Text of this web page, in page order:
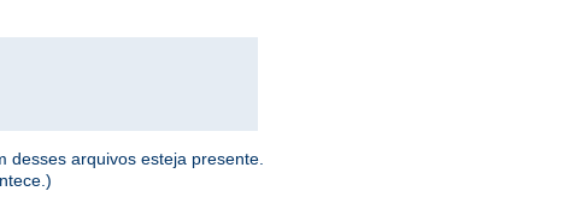
desses arquivos esteja presente.